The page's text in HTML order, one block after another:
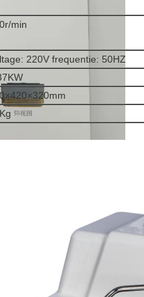
min
220V frequentie: 50HZ